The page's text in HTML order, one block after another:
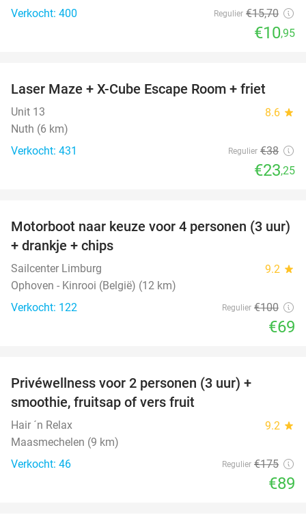
Verkocht: 400
Regulier €15,70
€10,95
39%
Laser Maze + X-Cube Escape Room + friet
Unit 13 8.6 star
Nuth (6 km)
Verkocht: 431
Regulier €38
€23,25
31%
Motorboot naar keuze voor 4 personen (3 uur)
+ drankje + chips
Sailcenter Limburg 9.2 star
Ophoven - Kinrooi (België) (12 km)
Verkocht: 122
Regulier €100
€69
Privéwellness voor 2 personen (3 uur) +
smoothie, fruitsap of vers fruit
Hair ´n Relax 9.2 star
Maasmechelen (9 km)
Verkocht: 46
Regulier €175
€89